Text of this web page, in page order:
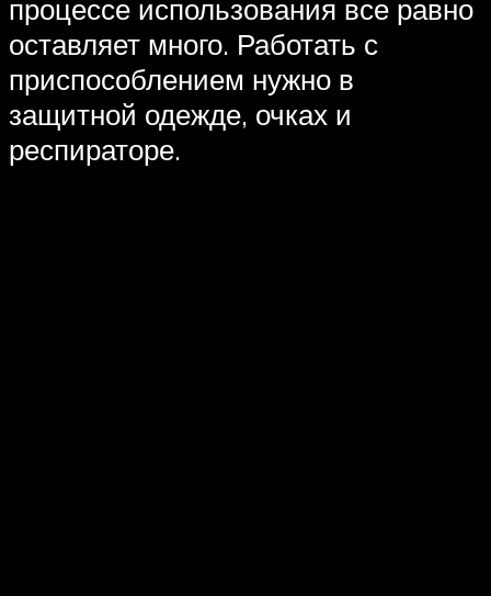
процессе использования все равно
оставляет много. Работать с
приспособлением нужно в
защитной одежде, очках и
респираторе.